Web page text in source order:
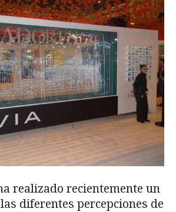
realizado recientemente un
diferentes percepciones de